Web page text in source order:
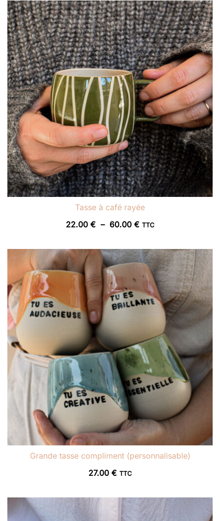
22.00 €
à
60.00 €
Tasse à café rayée
22.00 € – 60.00 €Plage
prix :
22.00 €
à
60.00 €
TTC
Grande tasse compliment (personnalisable)
27.00 € TTC